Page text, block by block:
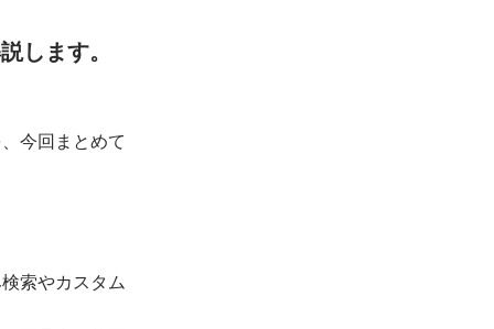
します。
今回まとめて
索やカスタム